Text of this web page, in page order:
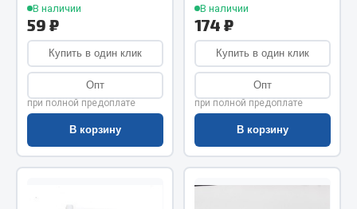
Прокладки
Рукава высокого давления
Показать ещё
Весь раздел
Автомобильная электрика
Автолампы
В наличии
59 ₽
Купить в один клик
Опт
при полной предоплате
В корзину
В наличии
174 ₽
Купить в один клик
Опт
при полной предоплате
В корзину